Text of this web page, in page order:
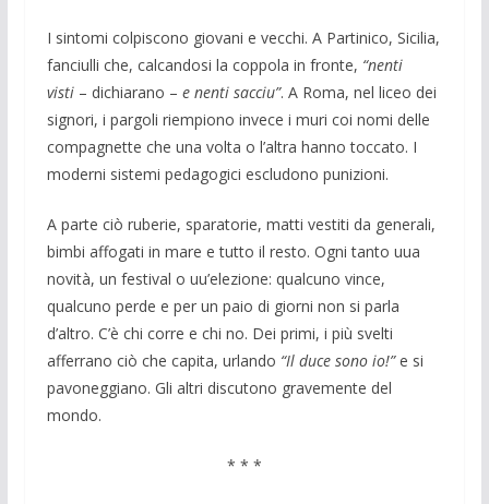
I sintomi colpiscono giovani e vecchi. A Partinico, Sicilia,
fanciulli che, calcandosi la coppola in fronte, “nenti
visti – dichiarano – e nenti sacciu”. A Roma, nel liceo dei
signori, i pargoli riempiono invece i muri coi nomi delle
compagnette che una volta o l’altra hanno toccato. I
moderni sistemi pedagogici escludono punizioni.
A parte ciò ruberie, sparatorie, matti vestiti da generali,
bimbi affogati in mare e tutto il resto. Ogni tanto uua
novità, un festival o uu’elezione: qualcuno vince,
qualcuno perde e per un paio di giorni non si parla
d’altro. C’è chi corre e chi no. Dei primi, i più svelti
afferrano ciò che capita, urlando “Il duce sono io!”e si
pavoneggiano. Gli altri discutono gravemente del
mondo.
* * *